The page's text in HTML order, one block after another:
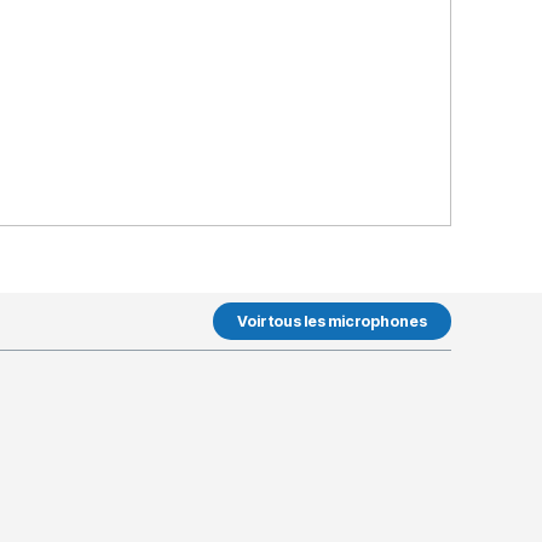
Voir tous les microphones